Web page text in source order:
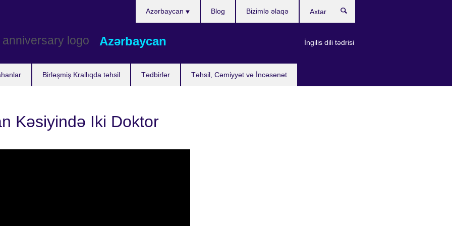
Azərbaycan
Birləşmiş Krallıqda təhsil Tədbirlər Təhsil, Cəmiyyət və İncəsənət
Azərbaycan
İngilis dili tədrisi
Blog Bizimlə əlaqə
Kəsiyində Iki Doktor